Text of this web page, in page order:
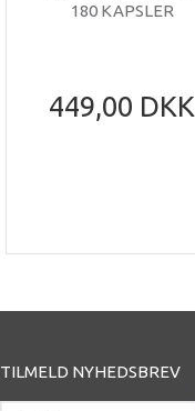
180 KAPSLER
449,00 DKK
TILMELD NYHEDSBREV